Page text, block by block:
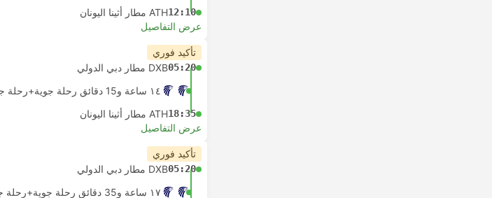
12:10ATH مطار أثينا اليونان
عرض التفاصيل
تأكيد فوري
05:20DXB مطار دبي الدولي
18:35ATH مطار أثينا اليونان
عرض التفاصيل
تأكيد فوري
05:20DXB مطار دبي الدولي